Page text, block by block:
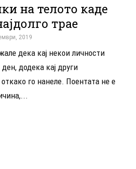
на телото каде
трае
2019
дека кај некои личности
додека кај други
откако го нанеле. Поентата не е